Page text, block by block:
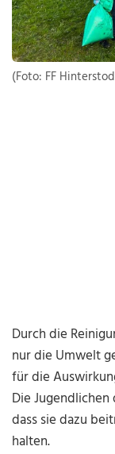
(Foto: FF
Durch die
nur die Umwelt
für die
Die
dass sie dazu
halten.